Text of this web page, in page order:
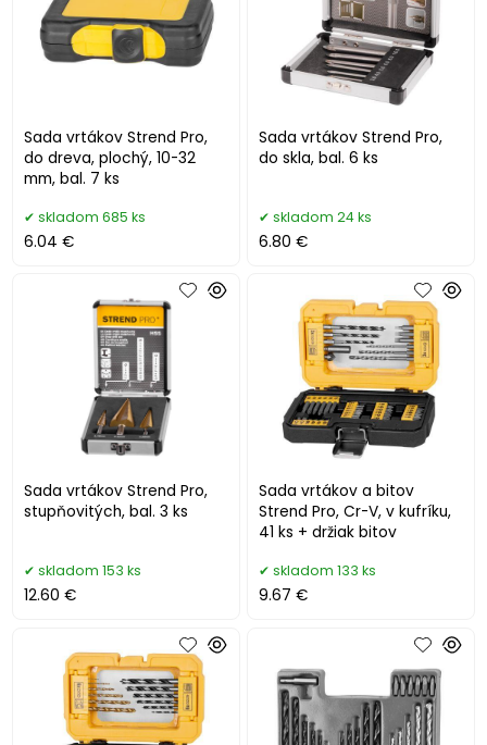
Sada vrtákov Strend Pro,
do dreva, plochý, 10-32
mm, bal. 7 ks
skladom 685 ks
6.04 €
Sada vrtákov Strend Pro,
do skla, bal. 6 ks
skladom 24 ks
6.80 €
Sada vrtákov Strend Pro,
stupňovitých, bal. 3 ks
skladom 153 ks
12.60 €
Sada vrtákov a bitov
Strend Pro, Cr-V, v kufríku,
41 ks + držiak bitov
skladom 133 ks
9.67 €